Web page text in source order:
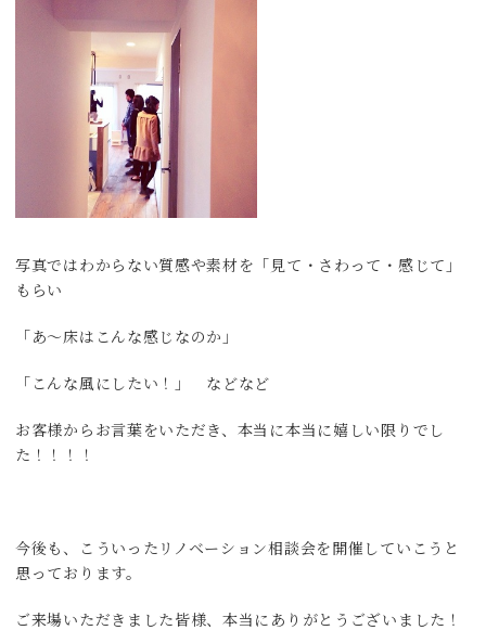
写真ではわからない質感や素材を「見て・さわって・感じて」
もらい
「あ～床はこんな感じなのか」
「こんな風にしたい！」 などなど
お客様からお言葉をいただき、本当に本当に嬉しい限りでし
た！！！！
今後も、こういったリノベーション相談会を開催していこうと
思っております。
ご来場いただきました皆様、本当にありがとうございました！